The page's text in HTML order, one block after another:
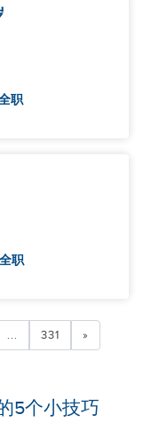
职
职
... 331 »
5个小技巧